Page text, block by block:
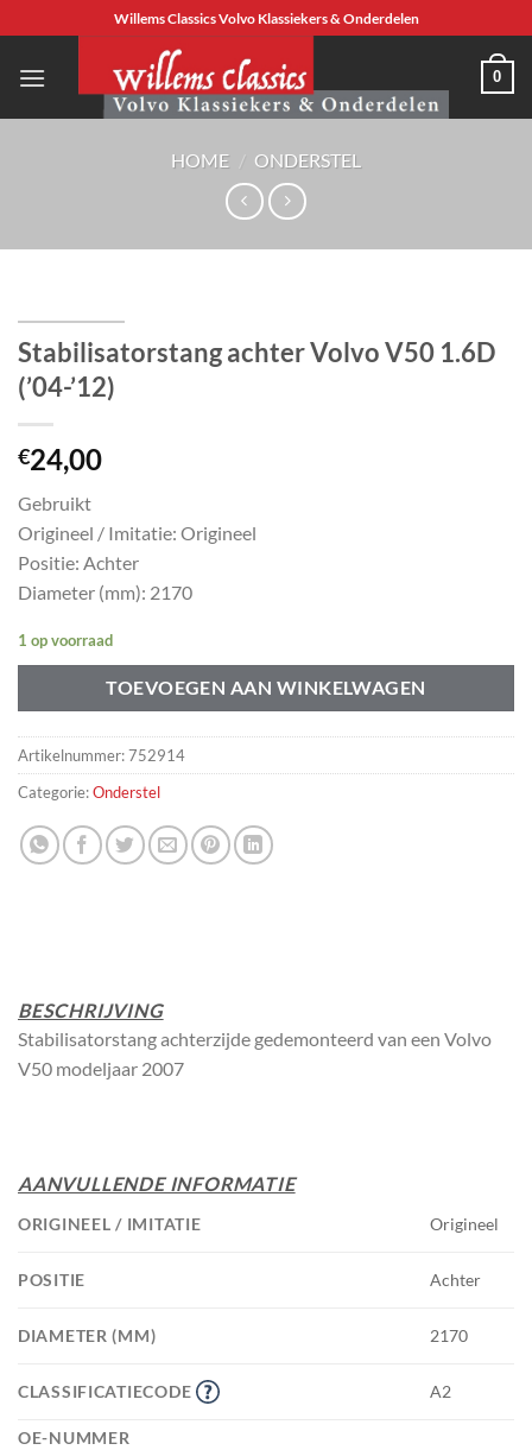
naar
inhoud
Willems Classics Volvo Klassiekers & Onderdelen
0
HOME / ONDERSTEL
Stabilisatorstang achter Volvo V50 1.6D
(’04-’12)
€24,00
Gebruikt
Origineel / Imitatie: Origineel
Positie: Achter
Diameter (mm): 2170
1 op voorraad
TOEVOEGEN AAN WINKELWAGEN
Artikelnummer:752914
Categorie:Onderstel
BESCHRIJVING
Stabilisatorstang achterzijde gedemonteerd van een Volvo
V50 modeljaar 2007
AANVULLENDE INFORMATIE
ORIGINEEL / IMITATIE Origineel
POSITIE Achter
DIAMETER (MM) 2170
CLASSIFICATIECODE A2
OE-NUMMER